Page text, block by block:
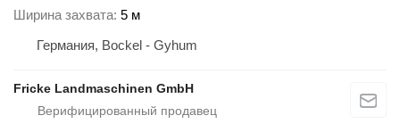
Ширина захвата 5 м
Германия, Bockel - Gyhum
Fricke Landmaschinen GmbH